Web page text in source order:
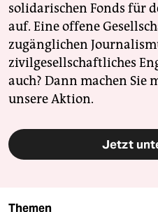
solidarischen Fonds für
auf. Eine offene
zugänglichen
zivilgesellschaftliches
auch? Dann machen Sie
unsere Aktion.
Jetzt
Themen